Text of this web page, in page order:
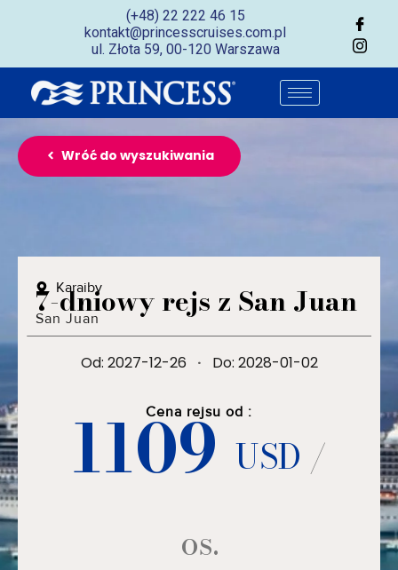
(+48) 22 222 46 15
kontakt@princesscruises.com.pl
ul. Złota 59, 00-120 Warszawa
Wróć do wyszukiwania
Karaiby
7-dniowy rejs z San Juan
San Juan
Od: 2027-12-26 · Do: 2028-01-02
Cena rejsu od :
1109USD /
os.